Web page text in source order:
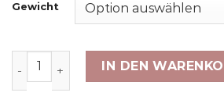
Gewicht
Platinum Girl Scout Cookies
IN DEN